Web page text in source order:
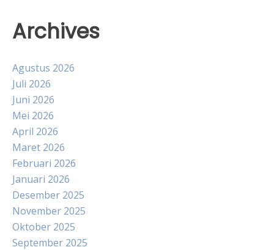
Archives
Agustus 2026
Juli 2026
Juni 2026
Mei 2026
April 2026
Maret 2026
Februari 2026
Januari 2026
Desember 2025
November 2025
Oktober 2025
September 2025